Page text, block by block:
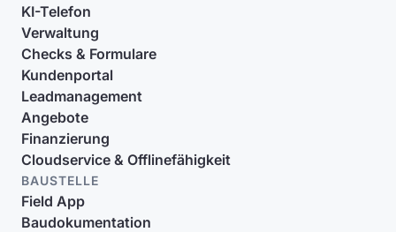
KI-Telefon
Verwaltung
Checks & Formulare
Kundenportal
Leadmanagement
Angebote
Finanzierung
Cloudservice & Offlinefähigkeit
BAUSTELLE
Field App
Baudokumentation